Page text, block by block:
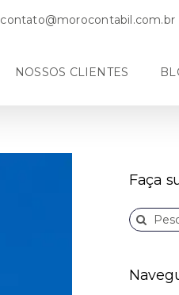
contato@morocontabil.com.br
NOSSOS CLIENTES
Faça
Buscar